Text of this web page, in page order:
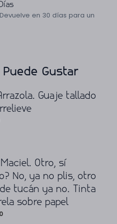
en 30 días para un
Puede Gustar
Guaje tallado
Otro, sí
No, ya no plis, otro
tucán ya no. Tinta
sobre papel